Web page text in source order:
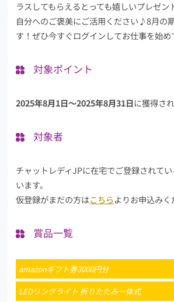
ラスしてもらえるとっても嬉しいプレゼン
自分へのご褒美にご活用ください♪8月の
す！ぜひ今すぐログインしてお仕事を始め
対象ポイント
2025年8月1日〜2025年8月31日に獲得さ
対象者
チャットレディJPに在宅でご登録されて
います。
仮登録がまだの方はこちらよりお申込みく
賞品一覧
amazonギフト券3000円分
LEDリングライト 折りたたみ一体式